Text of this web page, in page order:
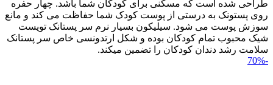
طراحی شده است که مسکنی برای کودکان شما باشد. چهار حفره
روی پستونک به درستی از پوست کودک شما حفاظت می کند و مانع
سوزش پوست می شود. سیلیکون بسیار نرم سر پستانک تویست
شیک محبوب تمام کودکان بوده و شکل ارتدونسی خاص سر پستانک
سلامت رشد دندان کودکان را تضمین می‎کند.
-70%